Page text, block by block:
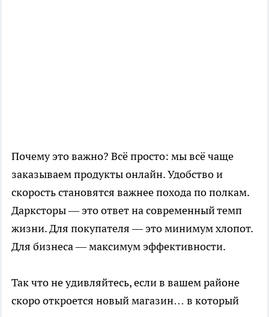
Почему это важно? Всё просто: мы всё чаще
заказываем продукты онлайн. Удобство и
скорость становятся важнее похода по полкам.
Дарксторы — это ответ на современный темп
жизни. Для покупателя — это минимум хлопот.
Для бизнеса — максимум эффективности.
Так что не удивляйтесь, если в вашем районе
скоро откроется новый магазин… в который